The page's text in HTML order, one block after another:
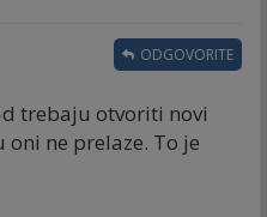
trebaju otvoriti novi
ne prelaze. To je
ODGOVORITE